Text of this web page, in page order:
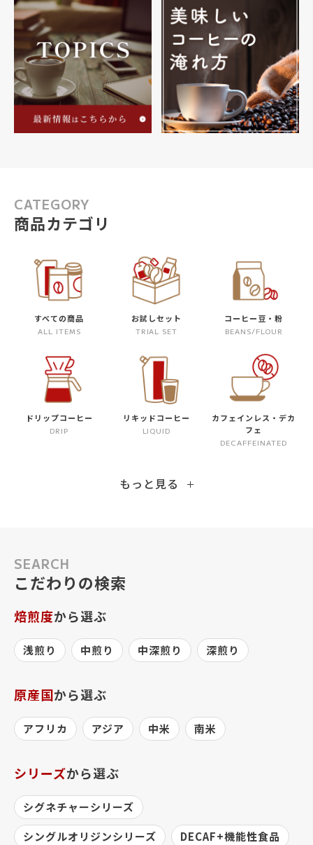
CATEGORY
商品カテゴリ
すべての商品
ALL ITEMS
お試しセット
TRIAL SET
コーヒー豆・粉
BEANS/FLOUR
ドリップコーヒー
DRIP
リキッドコーヒー
LIQUID
カフェインレス・デカ
フェ
DECAFFEINATED
もっと見る
SEARCH
こだわりの検索
焙煎度から選ぶ
浅煎り 中煎り 中深煎り 深煎り
原産国から選ぶ
アフリカ アジア 中米 南米
シリーズから選ぶ
シグネチャーシリーズ
シングルオリジンシリーズ
DECAF+機能性食品